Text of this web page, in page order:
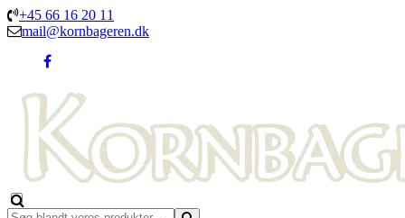
+45 66 16 20 11
mail@kornbageren.dk